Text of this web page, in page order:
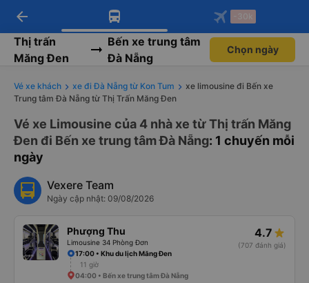
Tải app Vexere ngay!
Nhận ưu đãi thành viên độc
quyền
Mở app
Tải app Vexere
-30k/ghế khi đặt vé máy bay qua
Mở app
arrow_back -30k
Thị trấn
Măng Đen
Bến xe trung tâm
Đà Nẵng
Chọn ngày
Vé xe khách xe đi Đà Nẵng từ Kon Tum
xe limousine đi Bến xe
Trung tâm Đà Nẵng từ Thị Trấn Măng Đen
Vé xe Limousine của 4 nhà xe từ Thị trấn Măng
Đen đi Bến xe trung tâm Đà Nẵng: 1 chuyến mỗi
ngày
Vexere Team
Ngày cập nhật: 09/08/2026
Phượng Thu
Limousine 34 Phòng Đơn
4.7
(707 đánh giá)
17:00 • Khu du lịch Măng Đen
11 giờ
04:00 • Bến xe trung tâm Đà Nẵng